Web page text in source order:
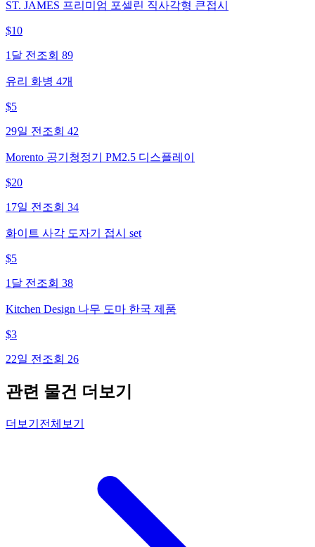
ST. JAMES 프리미엄 포셀린 직사각형 큰접시
$10
1달 전 조회 89
유리 화병 4개
$5
29일 전 조회 42
Morento 공기청정기 PM2.5 디스플레이
$20
17일 전 조회 34
화이트 사각 도자기 접시 set
$5
1달 전 조회 38
Kitchen Design 나무 도마 한국 제품
$3
22일 전 조회 26
관련 물건 더보기
더보기 전체보기